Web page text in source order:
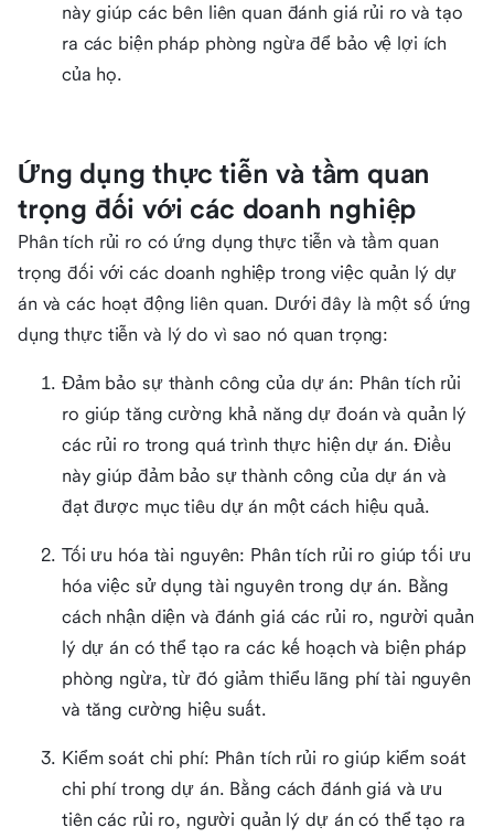
này giúp các bên liên quan đánh giá rủi ro và tạo
ra các biện pháp phòng ngừa để bảo vệ lợi ích
của họ.
Ứng dụng thực tiễn và tầm quan
trọng đối với các doanh nghiệp
Phân tích rủi ro có ứng dụng thực tiễn và tầm quan
trọng đối với các doanh nghiệp trong việc quản lý dự
án và các hoạt động liên quan. Dưới đây là một số ứng
dụng thực tiễn và lý do vì sao nó quan trọng:
Đảm bảo sự thành công của dự án: Phân tích rủi
ro giúp tăng cường khả năng dự đoán và quản lý
các rủi ro trong quá trình thực hiện dự án. Điều
này giúp đảm bảo sự thành công của dự án và
đạt được mục tiêu dự án một cách hiệu quả.
Tối ưu hóa tài nguyên: Phân tích rủi ro giúp tối ưu
hóa việc sử dụng tài nguyên trong dự án. Bằng
cách nhận diện và đánh giá các rủi ro, người quản
lý dự án có thể tạo ra các kế hoạch và biện pháp
phòng ngừa, từ đó giảm thiểu lãng phí tài nguyên
và tăng cường hiệu suất.
Kiểm soát chi phí: Phân tích rủi ro giúp kiểm soát
chi phí trong dự án. Bằng cách đánh giá và ưu
tiên các rủi ro, người quản lý dự án có thể tạo ra